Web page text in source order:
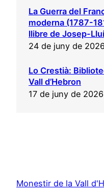
La Guerra del
moderna (1787-
llibre de Josep-
24 de juny de 2026
Lo Crestià:
Vall d’Hebron
17 de juny de 2026
Monestir de la Vall